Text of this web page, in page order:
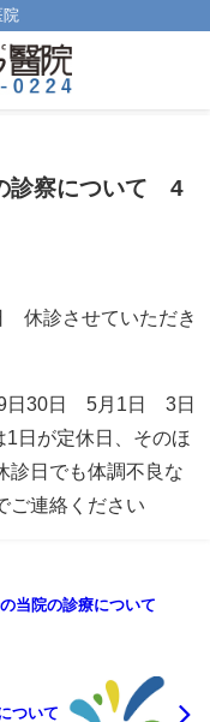
院
診察について 4
休診させていただき
日30日 5月1日 3日
日が定休日、そのほ
診日でも体調不良な
ご連絡ください
当院の診療について
ついて